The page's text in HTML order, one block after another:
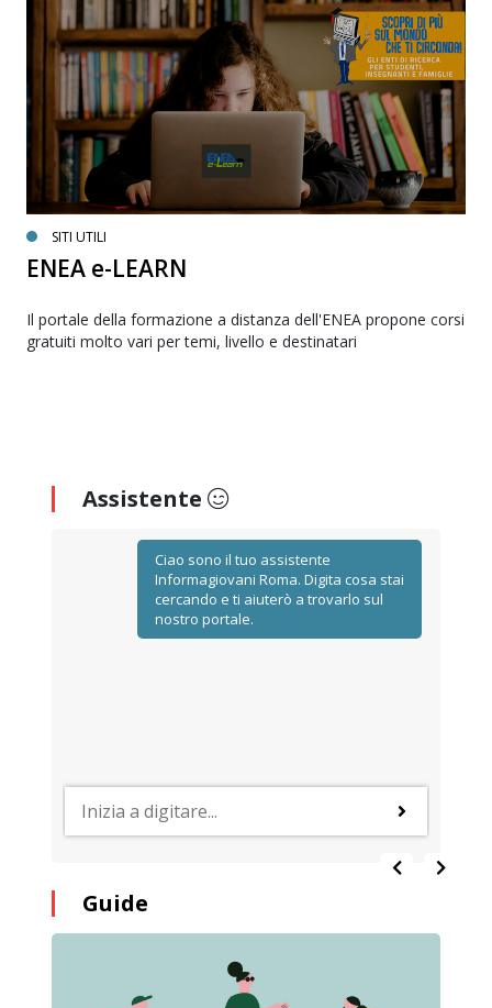
SITI UTILI
ENEA e-LEARN
Il portale della formazione a distanza dell'ENEA propone corsi
gratuiti molto vari per temi, livello e destinatari
Assistente
Ciao sono il tuo assistente
Informagiovani Roma. Digita cosa stai
cercando e ti aiuterò a trovarlo sul
nostro portale.
Guide